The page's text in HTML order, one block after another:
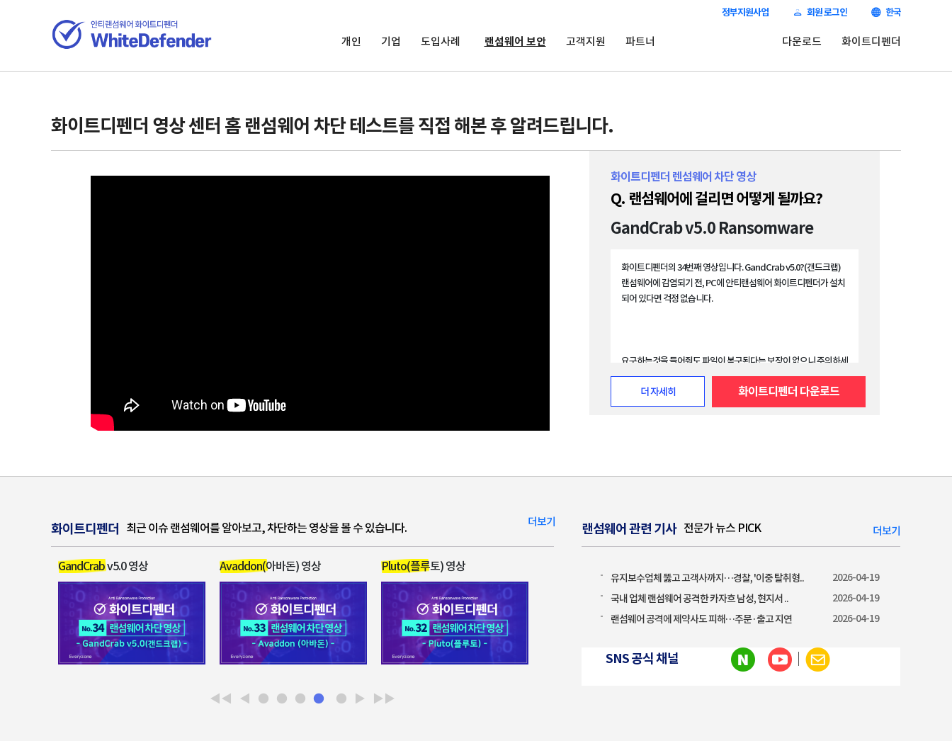
정부지원사업 회원 로그인 한국
개인 기업 도입사례 랜섬웨어 보안 고객지원 파트너 다운로드 화이트디펜더
화이트디펜더 영상 센터 홈 랜섬웨어 차단 테스트를 직접 해본 후 알려드립니다.
화이트디펜더 렌섬웨어 차단 영상
Q. 랜섬웨어에 걸리면 어떻게 될까요?
GandCrab v5.0 Ransomware
화이트디펜더의 34번째 영상입니다. GandCrab v5.0?(갠드크랩)
랜섬웨어에 감염되기 전, PC에 안티랜섬웨어 화이트디펜더가 설치
되어 있다면 걱정 없습니다.
요구하는것을 들어줘도 파일이 복구된다는 보장이 없으니 주의하세
요.
암호화 수법: 사용자의 모든 파일이 .rwksq로 변경
더 자세히 화이트디펜더 다운로드
화이트디펜더 최근 이슈 랜섬웨어를 알아보고, 차단하는 영상을 볼 수 있습니다.
GandCrab v5.0 영상 Avaddon(아바돈) 영상 Pluto(플루토) 영상
◀◀ ◀ ● ● ● ● ● ▶ ▶▶
더보기 랜섬웨어 관련 기사 전문가 뉴스 PICK 더보기
유지보수업체 뚫고 고객사까지…경찰, '이중 탈취형..
2026-04-19
국내 업체 랜섬웨어 공격한 카자흐 남성, 현지서 ..
2026-04-19
랜섬웨어 공격에 제약사도 피해…주문·출고 지연
2026-04-19
SNS 공식 채널